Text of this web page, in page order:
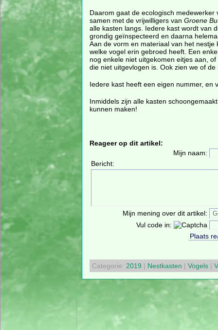
Daarom gaat de ecologisch
samen met de vrijwilligers van Groene
alle kasten langs. Iedere kast wordt van
grondig geïnspecteerd en daarna
Aan de vorm en materiaal van het nestje
welke vogel erin gebroed heeft. Een
nog enkele niet uitgekomen eitjes aan,
die niet uitgevlogen is. Ook zien we of
Iedere kast heeft een eigen nummer, en
Inmiddels zijn alle kasten
kunnen maken!
Reageer op dit artikel:
Mijn naam:
Bericht:
Mijn mening over dit artikel:
Vul code in:
Categorie: 2019 | Nestkasten | Vogels|